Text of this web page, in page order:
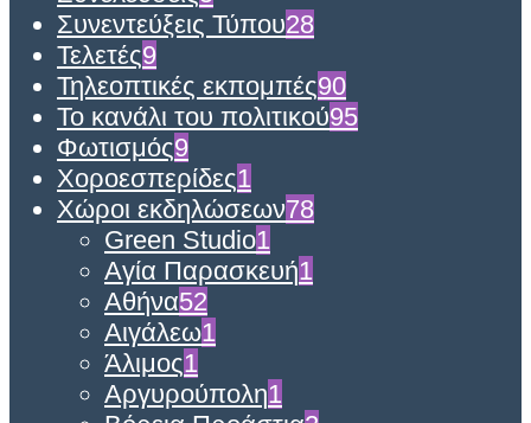
Συνεντεύξεις Τύπου28
Τελετές9
Τηλεοπτικές εκπομπές90
Το κανάλι του πολιτικού95
Φωτισμός9
Χοροεσπερίδες1
Χώροι εκδηλώσεων78
Green Studio1
Αγία Παρασκευή1
Αθήνα52
Αιγάλεω1
Άλιμος1
Αργυρούπολη1